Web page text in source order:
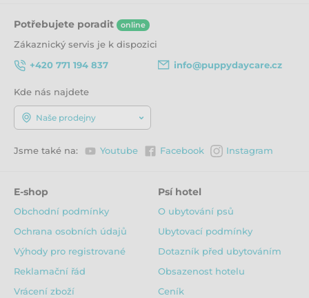
Potřebujete poradit online
Zákaznický servis je k dispozici
+420 771 194 837
info@puppydaycare.cz
Kde nás najdete
Naše prodejny
Jsme také na: Youtube Facebook Instagram
E-shop
Obchodní podmínky
Ochrana osobních údajů
Výhody pro registrované
Reklamační řád
Vrácení zboží
Psí hotel
O ubytování psů
Ubytovací podmínky
Dotazník před ubytováním
Obsazenost hotelu
Ceník